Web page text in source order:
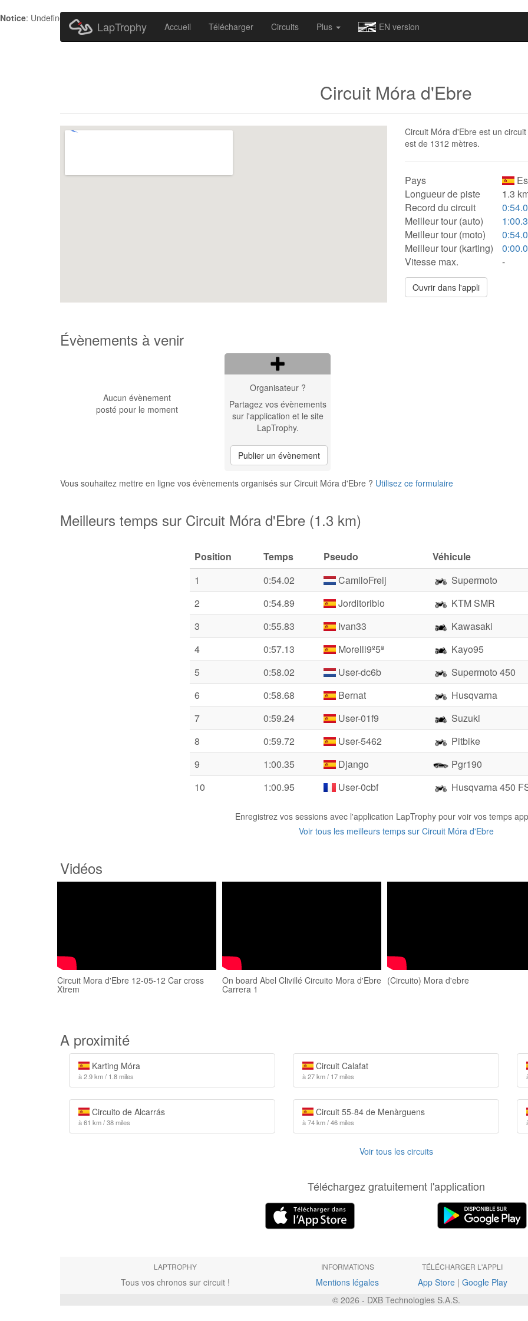
Notice: Undefined index: HTTP_ACCEPT_LANGUAGE in
LapTrophy Accueil Télécharger Circuits Plus EN version
Circuit Móra d'Ebre
Circuit Móra d'Ebre est un
est de 1312 mètres.
Pays
Longueur de piste
1.3
Record du circuit
Meilleur tour (auto)
Meilleur tour (moto)
Meilleur tour (karting)
Vitesse max.
-
Ouvrir dans l'appli
Évènements à venir
Aucun évènement
posté pour le moment
Organisateur ?
Partagez vos évènements
sur l'application et le site
LapTrophy.
Publier un évènement
Vous souhaitez mettre en ligne vos évènements organisés sur Circuit Móra d'Ebre ? Utilisez ce formulaire
Meilleurs temps sur Circuit Móra d'Ebre (1.3 km)
Position Temps Pseudo
Véhicule
1
0:54.02 CamiloFreij
Supermoto
2
0:54.89 Jorditoribio
KTM SMR
3
0:55.83 Ivan33
Kawasaki
4
0:57.13 Morelli9º5ª
Kayo95
5
0:58.02 User-dc6b
Supermoto 450
6
0:58.68 Bernat
Husqvarna
7
0:59.24 User-01f9
Suzuki
8
0:59.72 User-5462
Pitbike
9
1:00.35 Django
Pgr190
10
1:00.95 User-0cbf Husqvarna 450
Enregistrez vos sessions avec l'application LapTrophy pour voir vos temps
Voir tous les meilleurs temps sur Circuit Móra d'Ebre
Vidéos
Circuit Mora d'Ebre 12-05-12 Car cross
Xtrem
On board Abel Clivillé Circuito Mora d'Ebre
Carrera 1
(Circuito) Mora d'ebre
A proximité
Karting Móra
à 2.9 km / 1.8 miles
Circuit Calafat
à 27 km / 17 miles
Circuito de Alcarrás
à 61 km / 38 miles
Circuit 55-84 de Menàrguens
à 74 km / 46 miles
Voir tous les circuits
Téléchargez gratuitement l'application
LAPTROPHY
Tous vos chronos sur circuit !
INFORMATIONS
Mentions légales
TÉLÉCHARGER L'APPLI
App Store| Google Play
© 2026 - DXB Technologies S.A.S.